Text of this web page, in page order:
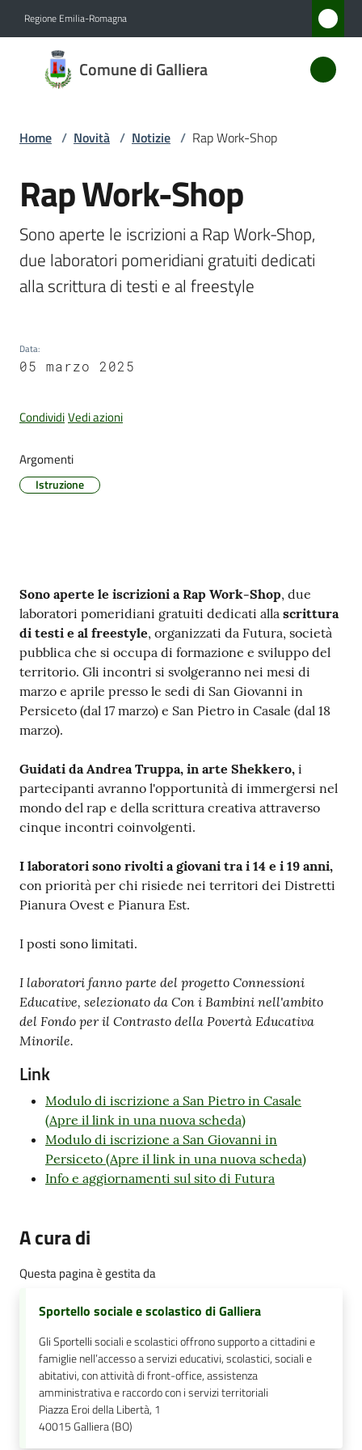
Regione Emilia-Romagna
Comune di Galliera
Comune
di
Novità
Menu selezionato
Servizi
Amministrazione
Tutti
Seguici
su
Home / Novità / Notizie / Rap Work-Shop
Salta al contenuto
Rap Work-Shop
Sono aperte le iscrizioni a Rap Work-Shop,
due laboratori pomeridiani gratuiti dedicati
alla scrittura di testi e al freestyle
Data:
05 marzo 2025
CondividiVedi azioni
Argomenti
Istruzione
Contenuto
Sono aperte le iscrizioni a Rap Work-Shop, due
laboratori pomeridiani gratuiti dedicati alla scrittura
di testi e al freestyle, organizzati da Futura, società
pubblica che si occupa di formazione e sviluppo del
territorio. Gli incontri si svolgeranno nei mesi di
marzo e aprile presso le sedi di San Giovanni in
Persiceto (dal 17 marzo) e San Pietro in Casale (dal 18
marzo).
Guidati da Andrea Truppa, in arte Shekkero, i
partecipanti avranno l'opportunità di immergersi nel
mondo del rap e della scrittura creativa attraverso
cinque incontri coinvolgenti.
I laboratori sono rivolti a giovani tra i 14 e i 19 anni,
con priorità per chi risiede nei territori dei Distretti
Pianura Ovest e Pianura Est.
I posti sono limitati.
I laboratori fanno parte del progetto Connessioni
Educative, selezionato da Con i Bambini nell'ambito
del Fondo per il Contrasto della Povertà Educativa
Minorile.
Link
Modulo di iscrizione a San Pietro in Casale
(Apre il link in una nuova scheda)
Modulo di iscrizione a San Giovanni in
Persiceto (Apre il link in una nuova scheda)
Info e aggiornamenti sul sito di Futura
A cura di
Questa pagina è gestita da
Sportello sociale e scolastico di Galliera
Gli Sportelli sociali e scolastici offrono supporto a cittadini e
famiglie nell’accesso a servizi educativi, scolastici, sociali e
abitativi, con attività di front-office, assistenza
amministrativa e raccordo con i servizi territoriali
Piazza Eroi della Libertà, 1
40015Galliera (BO)